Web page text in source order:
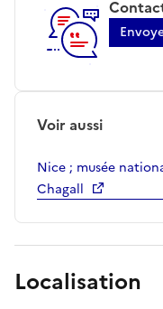
Voir aussi
Nice ; musée
Chagall
Localisation